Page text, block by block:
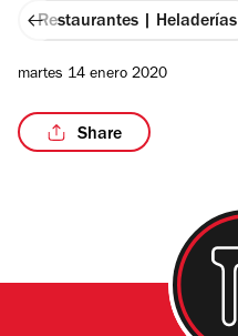
Restaurantes | Heladerías
martes 14 enero 2020
Share